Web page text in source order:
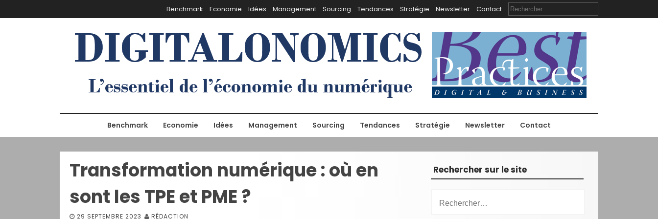
k
n
Benchmark Economie Idées Management Sourcing Tendances Stratégie Newsletter Contact
R
e
h
r
c
h
e
Benchmark Economie Idées Management Sourcing Tendances Stratégie Newsletter Contact
Transformation numérique : où en
sont les TPE et PME ?
29 SEPTEMBRE 2023 RÉDACTION
Rechercher sur le site